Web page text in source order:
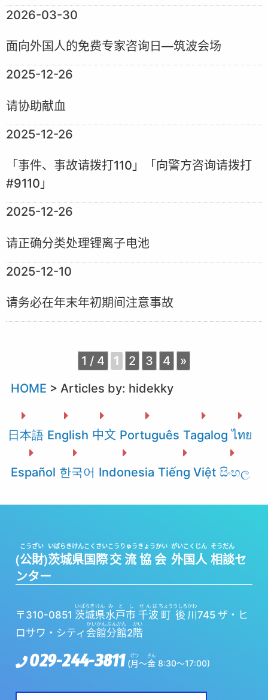
2026-03-30
面向外国人的免费专家咨询日—筑波会场
2025-12-26
请协助献血
2025-12-26
「事件、事故请拨打110」「向警方咨询请拨打
#9110」
2025-12-26
请正确分类处理锂离子电池
2025-12-10
请务必在年末年初期间注意事故
1 / 4 1 2 3 4
»
HOME > Articles by: hidekky
日本語 English 中文 Português Tagalog ไทย
Español 한국어 Indonesia Tiếng Việt සිංහල
(公財
こうざい
)茨城県
いばらきけん
国際
こくさい
交流
こうりゅう
協会
きょうかい
外国人
がいこくじん
相談
そうだん
セ
ンター
〒310-0851 茨城県
いばらきけん
水戸市
みとし
千波
せんば
町
ちょう
後
うしろ
川
かわ
745 ザ・ヒ
ロサワ・シティ 会館
かいかん
分館
ぶんかん
2階
かい
029-244-3811 (月
げつ
〜金
きん
8:30～17:00)